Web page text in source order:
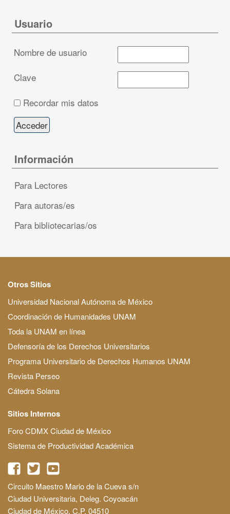
Usuario
Nombre de usuario
Clave
Recordar mis datos
Información
Para Lectores
Para autoras/es
Para bibliotecarias/os
Otros Sitios
Universidad Nacional Autónoma de México
Coordinación de Humanidades UNAM
Toda la UNAM en línea
Defensoría de los Derechos Universitarios
Programa Universitario de Derechos Humanos UNAM
Revista Perseo
Cátedra Solana
Sitios Internos
Foro CDMX Ciudad de México
Sistema de Productividad Académica
Circuito Maestro Mario de la Cueva s/n
Ciudad Universitaria, Deleg. Coyoacán
Ciudad de México, C.P. 04510